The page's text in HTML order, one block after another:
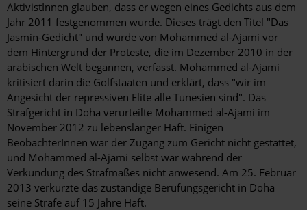
AktivistInnen glauben, dass er wegen eines Gedichts aus dem
Jahr 2011 festgenommen wurde. Dieses trägt den Titel "Das
Jasmin-Gedicht" und wurde von Mohammed al-Ajami vor
dem Hintergrund der Proteste, die im Dezember 2010 in der
arabischen Welt begannen, verfasst. Mohammed al-Ajami
kritisiert darin die Golfstaaten und erklärt, dass "wir im
Angesicht der repressiven Elite alle Tunesien sind". Das
Strafgericht in Doha verurteilte Mohammed al-Ajami im
November 2012 zu lebenslanger Haft. Einigen
BeobachterInnen war der Zugang zum Gericht nicht gestattet,
und Mohammed al-Ajami selbst war während der
Verkündung des Strafmaßes nicht anwesend. Am 25. Februar
2013 verkürzte das zuständige Berufungsgericht in Doha
seine Strafe auf 15 Jahre Haft.